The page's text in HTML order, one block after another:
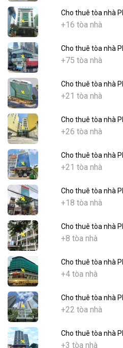
Cho thuê tòa nhà
+16 tòa nhà
Cho thuê tòa nhà
+75 tòa nhà
Cho thuê tòa nhà
+21 tòa nhà
Cho thuê tòa nhà
+26 tòa nhà
Cho thuê tòa nhà
+21 tòa nhà
Cho thuê tòa nhà
+18 tòa nhà
Cho thuê tòa nhà
+8 tòa nhà
Cho thuê tòa nhà
+4 tòa nhà
Cho thuê tòa nhà
+22 tòa nhà
Cho thuê tòa nhà
+3 tòa nhà